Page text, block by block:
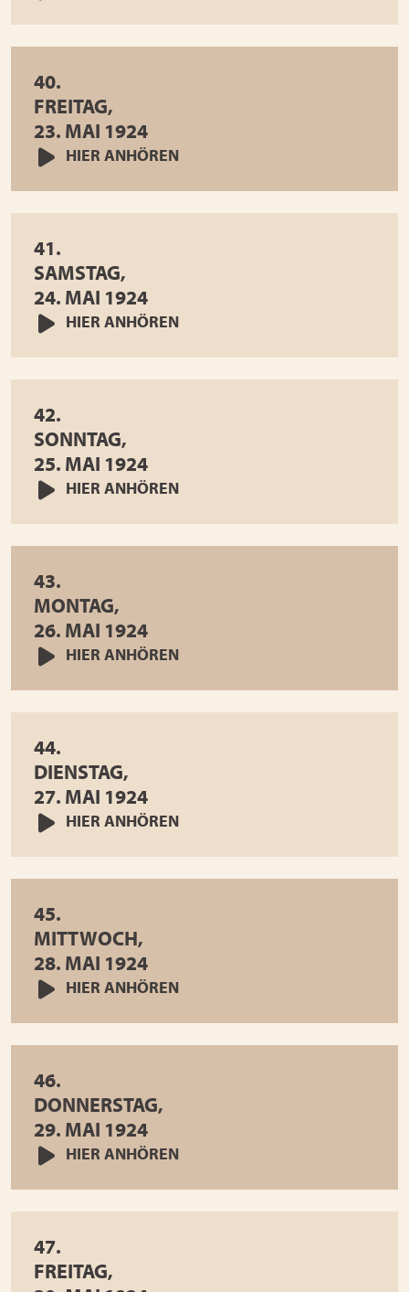
40.
FREITAG,
23. MAI 1924
HIER ANHÖREN
41.
SAMSTAG,
24. MAI 1924
HIER ANHÖREN
42.
SONNTAG,
25. MAI 1924
HIER ANHÖREN
43.
MONTAG,
26. MAI 1924
HIER ANHÖREN
44.
DIENSTAG,
27. MAI 1924
HIER ANHÖREN
45.
MITTWOCH,
28. MAI 1924
HIER ANHÖREN
46.
DONNERSTAG,
29. MAI 1924
HIER ANHÖREN
47.
FREITAG,